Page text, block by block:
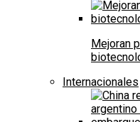
Mejoran
Internacionales